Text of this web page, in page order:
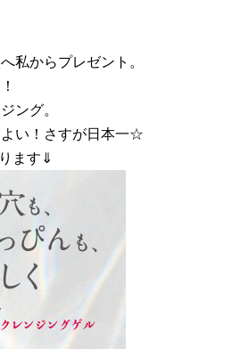
私からプレゼント。
ング。
い！さすが日本一☆
ます⇓